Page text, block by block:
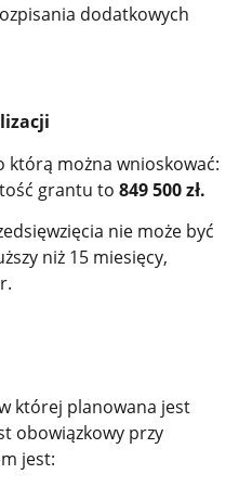
dodatkowych
można wnioskować:
grantu to 849 500 zł.
nie może być
niż 15 miesięcy,
której planowana jest
obowiązkowy przy
jest: